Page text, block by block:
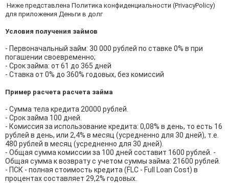
Ниже представлена Политика конфиденциальности (PrivacyPolicy)
для приложения Деньги в долг
Условия получения займов
- Первоначальный займ: 30 000 рублей по ставке 0% в при
погашении своевременно;
- Срок займа: от 61 до 365 дней
- Ставка от 0% до 360% годовых, без комиссий
Пример расчета расчета займа
- Сумма тела кредита 20000 рублей.
- Срок займа 100 дней.
- Комиссия за использование кредита: 0,08% в день, то есть 16
рублей в день, или 2,4% в месяц (усредненно для 30 дней), т.е.
480 рублей в месяц (усредненно для 30 дней).
- Общая сумма комиссии за 100 дней составит 1600 рублей. -
Общая сумма к возврату с учетом суммы займа: 21600 рублей.
- ПСК - полная стоимость кредита (FLC - Full Loan Cost) в
процентах составляет 29,2% годовых.